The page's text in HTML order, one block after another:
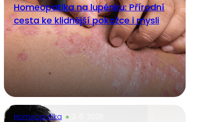
Homeopatika na lupénku: Přírodní
cesta ke klidnější pokožce i mysli
Homeopatika